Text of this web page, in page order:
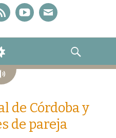
Audio
de Córdoba y
de pareja